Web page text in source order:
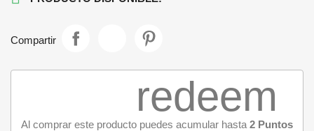
Compartir
redeem
Al comprar este producto puedes acumular hasta 2 Puntos